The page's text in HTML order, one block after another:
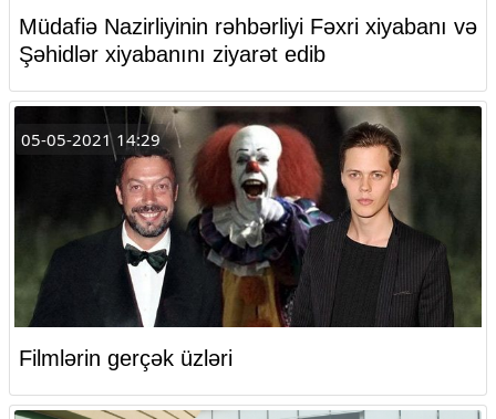
Müdafiə Nazirliyinin rəhbərliyi Fəxri xiyabanı və
Şəhidlər xiyabanını ziyarət edib
05-05-2021 14:29
Filmlərin gerçək üzləri